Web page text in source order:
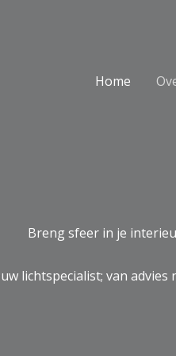
Home
Breng sfeer in je
lichtspecialist; van